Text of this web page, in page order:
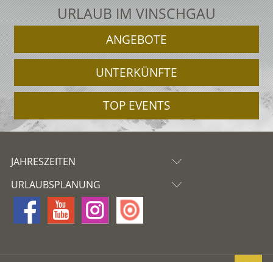
URLAUB IM VINSCHGAU
ANGEBOTE
UNTERKÜNFTE
TOP EVENTS
JAHRESZEITEN
URLAUBSPLANUNG